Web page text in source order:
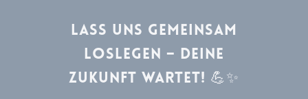
Lass uns gemeinsam
loslegen – deine
Zukunft wartet! 💪✨